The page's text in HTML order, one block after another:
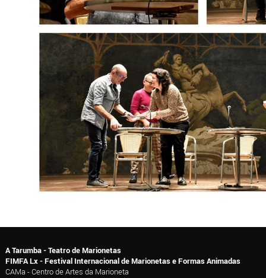
A Tarumba - Teatro de Marionetas
FIMFA Lx - Festival Internacional de Marionetas e Formas Animadas
CAMa - Centro de Artes da Marioneta